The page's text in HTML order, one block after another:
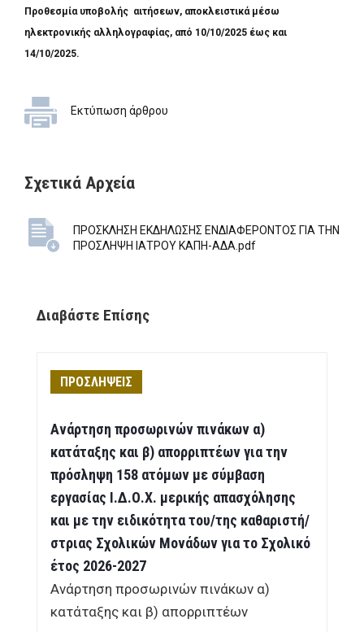
Προθεσμία υποβολής αιτήσεων, αποκλειστικά μέσω
ηλεκτρονικής αλληλογραφίας, από 10/10/2025 έως και
14/10/2025.
Εκτύπωση άρθρου
Σχετικά Αρχεία
ΠΡΟΣΚΛΗΣΗ ΕΚΔΗΛΩΣΗΣ ΕΝΔΙΑΦΕΡΟΝΤΟΣ ΓΙΑ ΤΗΝ
ΠΡΟΣΛΗΨΗ ΙΑΤΡΟΥ ΚΑΠΗ-ΑΔΑ.pdf
Διαβάστε Επίσης
ΠΡΟΣΛΗΨΕΙΣ
Ανάρτηση προσωρινών πινάκων α)
κατάταξης και β) απορριπτέων για την
πρόσληψη 158 ατόμων με σύμβαση
εργασίας Ι.Δ.Ο.Χ. μερικής απασχόλησης
και με την ειδικότητα του/της καθαριστή/
στριας Σχολικών Μονάδων για το Σχολικό
έτος 2026-2027
Ανάρτηση προσωρινών πινάκων α)
κατάταξης και β) απορριπτέων